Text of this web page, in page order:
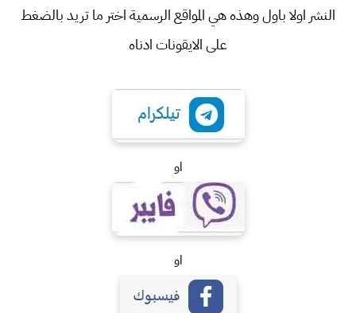
النشر اولا باول وهذه هي المواقع الرسمية اختر ما تريد بالضغط
على الايقونات ادناه
او
او